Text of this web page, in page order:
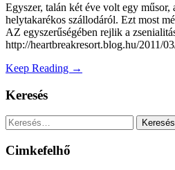
Egyszer, talán két éve volt egy
helytakarékos szállodáról. Ezt most
AZ egyszerűségében rejlik a
http://heartbreakresort.blog.hu/2011/
Keep Reading →
Keresés
Keresés:
Cimkefelhő